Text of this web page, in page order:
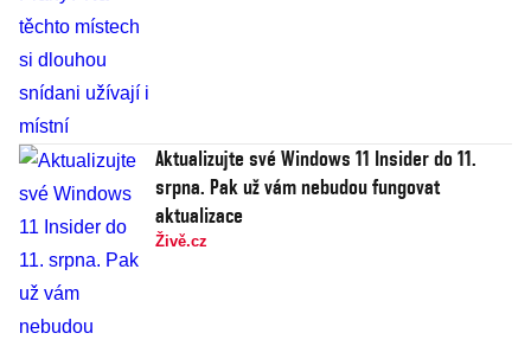
Aktualizujte své Windows 11 Insider do 11.
srpna. Pak už vám nebudou fungovat
aktualizace
Živě.cz